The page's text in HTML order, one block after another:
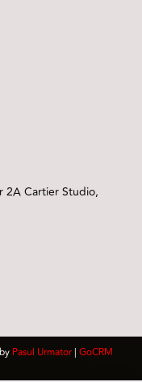
2A Cartier Studio,
Pasul Urmator | GoCRM